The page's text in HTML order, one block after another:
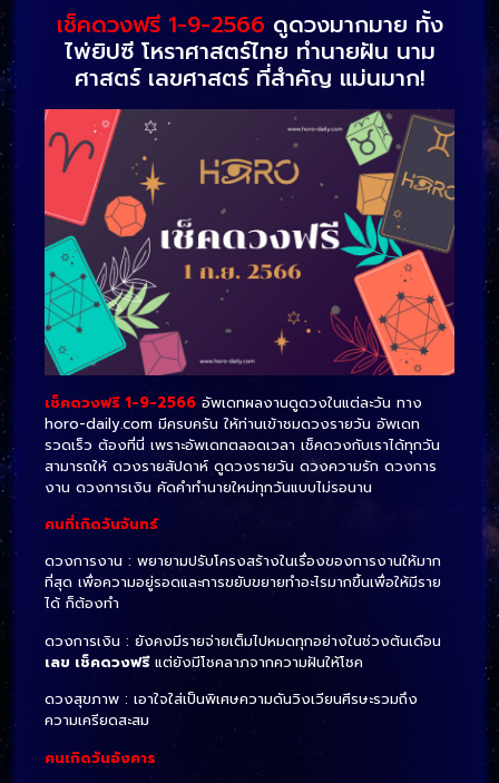
เช็คดวงฟรี 1-9-2566 ดูดวงมากมาย ทั้ง
ไพ่ยิปซี โหราศาสตร์ไทย ทำนายฝัน นาม
ศาสตร์ เลขศาสตร์ ที่สำคัญ แม่นมาก!
เช็คดวงฟรี 1-9-2566 อัพเดทผลงานดูดวงในแต่ละวัน ทาง
horo-daily.com มีครบครัน ให้ท่านเข้าชมดวงรายวัน อัพเดท
รวดเร็ว ต้องที่นี่ เพราะอัพเดทตลอดเวลา เช็คดวงกับเราได้ทุกวัน
สามารถให้ ดวงรายสัปดาห์ ดูดวงรายวัน ดวงความรัก ดวงการ
งาน ดวงการเงิน คัดคำทำนายใหม่ทุกวันแบบไม่รอนาน
คนที่เกิดวันจันทร์
ดวงการงาน : พยายามปรับโครงสร้างในเรื่องของการงานให้มาก
ที่สุด เพื่อความอยู่รอดและการขยับขยายทำอะไรมากขึ้นเพื่อให้มีราย
ได้ ก็ต้องทำ
ดวงการเงิน : ยังคงมีรายจ่ายเต็มไปหมดทุกอย่างในช่วงต้นเดือน
เลข เช็คดวงฟรี แต่ยังมีโชคลาภจากความฝันให้โชค
ดวงสุขภาพ : เอาใจใส่เป็นพิเศษความดันวิงเวียนศีรษะรวมถึง
ความเครียดสะสม
คนเกิดวันอังคาร